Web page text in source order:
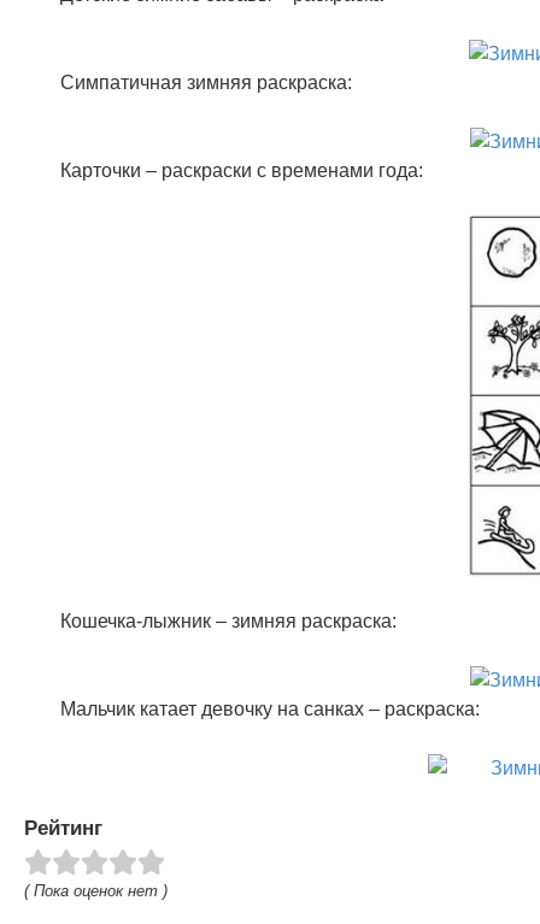
Симпатичная зимняя раскраска:
Карточки – раскраски с временами года:
Кошечка-лыжник – зимняя раскраска:
Мальчик катает девочку на санках – раскраска:
Рейтинг
( Пока оценок нет )